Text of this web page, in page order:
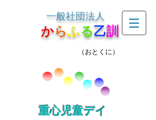
一般社団法人
からふる乙訓
（おとくに）
重心児童デイ